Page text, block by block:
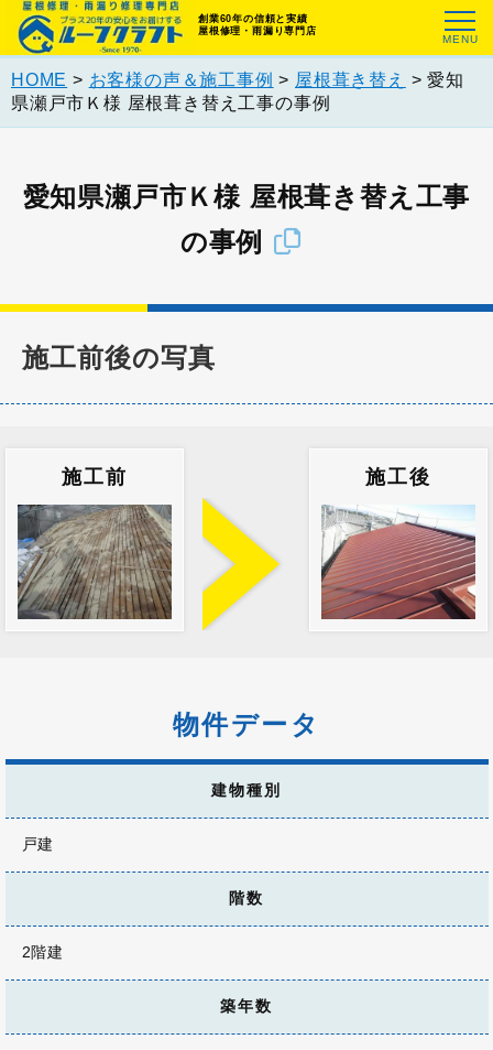
創業60年の信頼と実績
屋根修理・雨漏り専門店
HOME > お客様の声＆施工事例 > 屋根葺き替え >愛知
県瀬戸市Ｋ様 屋根葺き替え工事の事例
愛知県瀬戸市Ｋ様 屋根葺き替え工事
の事例
施工前後の写真
施工前 施工後
物件データ
建物種別
戸建
階数
2階建
築年数